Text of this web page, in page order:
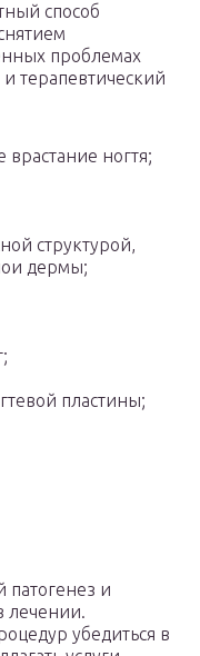
способ
проблемах
и терапевтический
ногтя;
структурой,
дермы;
пластины;
и
лечении.
убедиться в